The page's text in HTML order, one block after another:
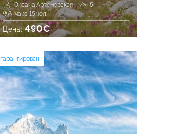
Оксана Артемовская
5
макс 15 чел.
Цена:490€
гарантирован